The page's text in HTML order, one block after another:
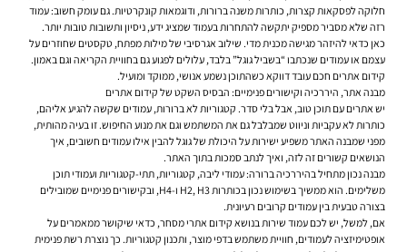
חלוקה לפסקאות קצרות, כותרות משנה ברורות, ודוגמאות קונקרטיות. גם עומק חשוב: עמוד
רזה שלא מסביר מספיק יתקשה להתחרות בעמוד שמציג ידע, ניסיון ותשובות טובות יותר.
כאן כדאי להיזהר מגישה מכנית מדי. שילוב אגרסיבי של מילות מפתח, טקסטים שחוזרים על
עצמם או עמודים שנכתבו “בשביל גוגל” בלבד, עלולים לפגוע גם בחוויית הקריאה וגם באמון.
קידום אתרים חכם עובד דווקא כשהתוכן נשמע אנושי, ממוקד ומועיל.
מבנה אתר, היררכיה וקישורים פנימיים: הבסיס השקט של קידום אתרים
יש אתרים עם תוכן טוב, אבל בלי סדר. קטגוריות לא ברורות, עמודים שקשה להגיע אליהם,
כותרות לא עקביות וניווט שמבלבל גם את המשתמש וגם את מנוע החיפוש. זו בעיה מהותית,
מפני שמבנה האתר משפיע ישירות על היכולת של גוגל להבין אילו עמודים חשובים, איך
הנושאים קשורים זה לזה, ואיך לנתב סמכות בתוך האתר.
מבנה נכון מתחיל בהיררכיה ברורה: עמודי ליבה, קטגוריות, תתי-קטגוריות ועמודי תוכן
משלימים. הוא ממשיך בשימוש נכון בכותרות H2, H3 ו-H4, ובקישורים פנימיים שמובילים
בצורה טבעית בין עמודים קרובים רעיונית.
אם, למשל, יש לכם עמוד שירות בנושא קידום אתרי מסחר, כדאי שיקושר ממאמרים על
אופטימיזציה לעמודים, חוויית משתמש בדפי מוצר, ותכנון קטגוריות. כך נוצרת רשת פנימית